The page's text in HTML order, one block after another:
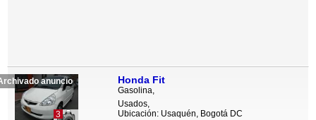
anuncio
3
Honda Fit
Gasolina,
Usados,
Ubicación: Usaquén, Bogotá DC